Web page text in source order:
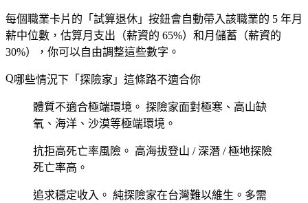
每個職業卡片的「試算退休」按鈕會自動帶入該職業的 5 年月
薪中位數，估算月支出（薪資的 65%）和月儲蓄（薪資的
30%），你可以自由調整這些數字。
哪些情況下「探險家」這條路不適合你
體質不適合極端環境。 探險家面對極寒、高山缺
氧、海洋、沙漠等極端環境。
抗拒高死亡率風險。 高海拔登山 / 深潛 / 極地探險
死亡率高。
追求穩定收入。 純探險家在台灣難以維生。多需